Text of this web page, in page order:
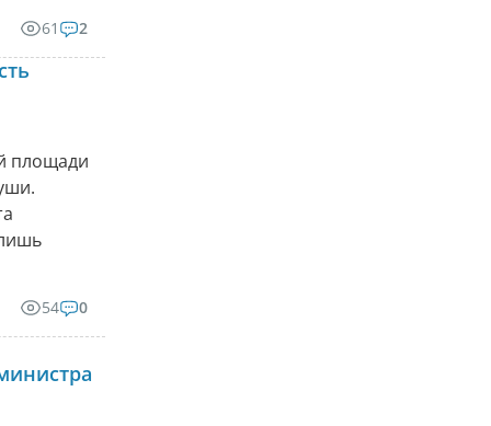
61 2
площади
54 0